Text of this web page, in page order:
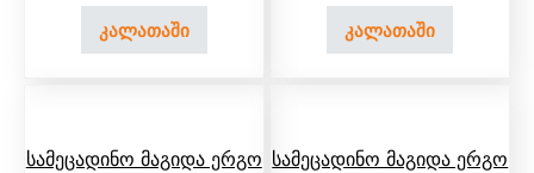
კალათაში კალათაში
Სამეცადინო Მაგიდა Ერგო Სამეცადინო Მაგიდა Ერგო